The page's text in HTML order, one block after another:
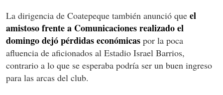
La dirigencia de Coatepeque también anunció que el
amistoso frente a Comunicaciones realizado el
domingo dejó pérdidas económicas por la poca
afluencia de aficionados al Estadio Israel Barrios,
contrario a lo que se esperaba podría ser un buen ingreso
para las arcas del club.